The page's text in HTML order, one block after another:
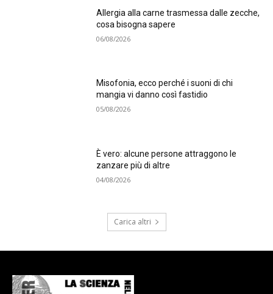
Allergia alla carne trasmessa dalle zecche,
cosa bisogna sapere
06/08/2026
Misofonia, ecco perché i suoni di chi
mangia vi danno così fastidio
05/08/2026
È vero: alcune persone attraggono le
zanzare più di altre
04/08/2026
Carica altri